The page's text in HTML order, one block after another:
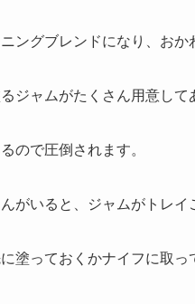
ングブレンドになり、おか
ジャムがたくさん用意して
ので圧倒されます。
がいると、ジャムがトレイ
塗っておくかナイフに取っ